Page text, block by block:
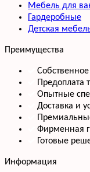
Мебель для
Гардеробные
Детская
Преимущества
Предоплата
Опытные
Доставка и
Фирменная
Готовые
Информация